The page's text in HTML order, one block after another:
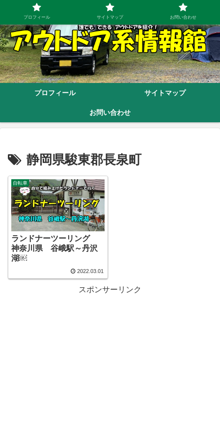
プロフィール サイトマップ
お問い合わせ
静岡県駿東郡長泉町
自転車
ランドナーツーリング
神奈川県 谷峨駅～丹沢
湖￼
2022.03.01
スポンサーリンク
プロフィール サイトマップ お問い合わせ